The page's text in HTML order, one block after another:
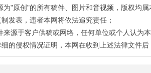
"原创"的所有稿件、图片和音视频，版权均
发表，违者本网将依法追究责任；
源于客户供稿或网络，任何单位或个人认为
的侵权情况证明，本网在收到上述法律文件后